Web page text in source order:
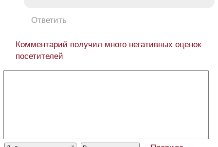
Ответить
Комментарий получил много негативных оценок
посетителей